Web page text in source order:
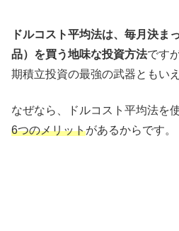
ドルコスト平均法は、毎月決ま
品）を買う地味な投資方法です
期積立投資の最強の武器ともいえ
なぜなら、ドルコスト平均法を
6つのメリットがあるからです。